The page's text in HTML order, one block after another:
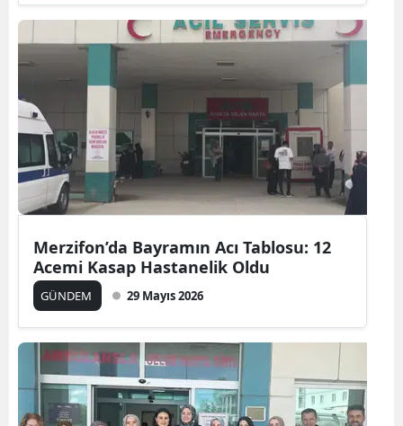
Merzifon’da Bayramın Acı Tablosu: 12
Acemi Kasap Hastanelik Oldu
GÜNDEM 29 Mayıs 2026